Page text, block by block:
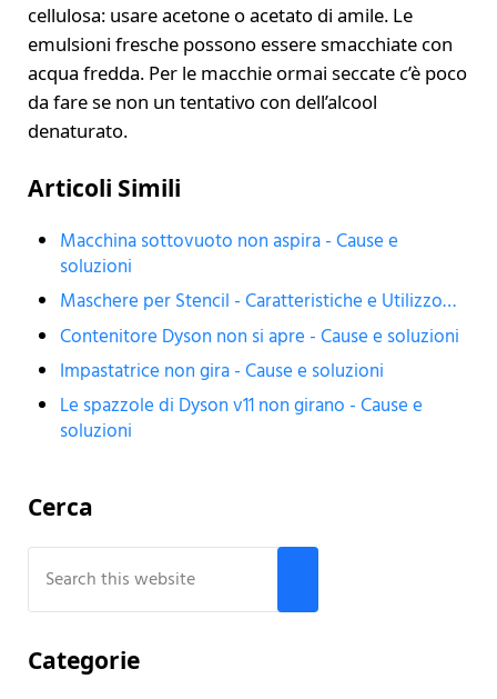
cellulosa: usare acetone o acetato di amile. Le
emulsioni fresche possono essere smacchiate con
acqua fredda. Per le macchie ormai seccate c’è poco
da fare se non un tentativo con dell’alcool
denaturato.
Articoli Simili
Macchina sottovuoto non aspira - Cause e
soluzioni
Maschere per Stencil - Caratteristiche e Utilizzo…
Contenitore Dyson non si apre - Cause e soluzioni
Impastatrice non gira - Cause e soluzioni
Le spazzole di Dyson v11 non girano - Cause e
soluzioni
Sidebar
Cerca
Search this website
Categorie